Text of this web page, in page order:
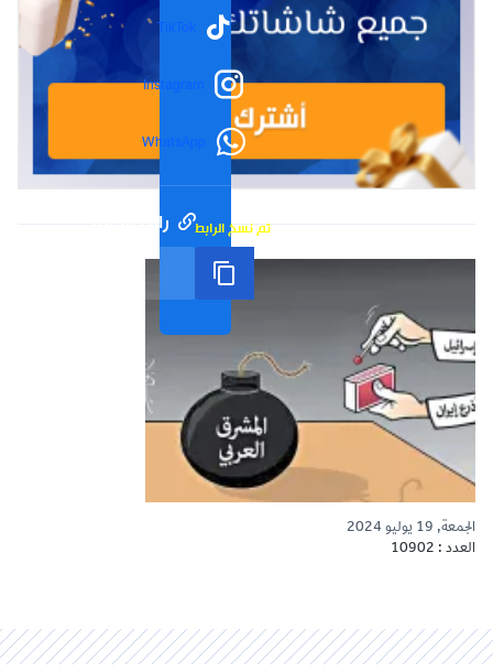
TikTok
Instagram
WhatsApp
رابط مختصر تم نسخ الرابط
الجمعة, 19 يوليو 2024
العدد : 10902